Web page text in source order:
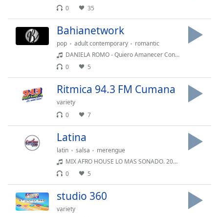
modal
Beginning
dialog
Escape
0
35
Bahianetwork
pop adult contemporary
romantic
DANIELA ROMO - Quiero Amanecer Con Alguien
0
5
Ritmica 94.3 FM Cumana
variety
0
7
Latina
latin salsa
merengue
MIX AFRO HOUSE LO MAS SONADO. 2026 - MIX AFRO HOUSE LO MAS SONADO. 2026
0
5
studio 360
variety